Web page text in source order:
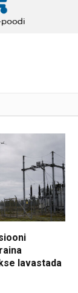
lavastada